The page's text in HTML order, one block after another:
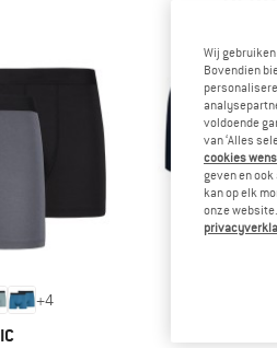
+4
Wij
Bovendien
voldoende
van ‘Alles
cookies
geven en
kan op elk
onze